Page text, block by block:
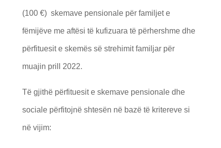
(100 €) skemave pensionale për familjet e
fëmijëve me aftësi të kufizuara të përhershme dhe
përfituesit e skemës së strehimit familjar për
muajin prill 2022.
Të gjithë përfituesit e skemave pensionale dhe
sociale përfitojnë shtesën në bazë të kritereve si
në vijim: